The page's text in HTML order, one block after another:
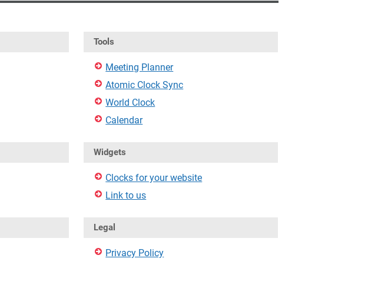
Tools
Meeting Planner
Atomic Clock Sync
World Clock
Calendar
Widgets
Clocks for your website
Link to us
Legal
Privacy Policy